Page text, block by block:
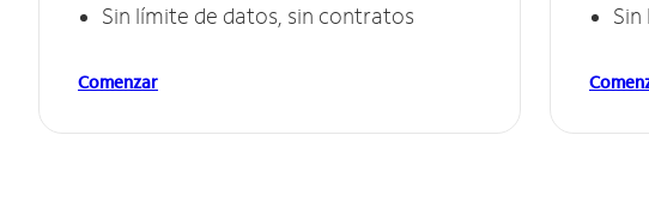
Sin límite de datos, sin contratos
Comenzar